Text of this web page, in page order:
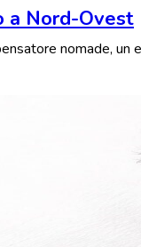
a Nord-Ovest
nomade, un